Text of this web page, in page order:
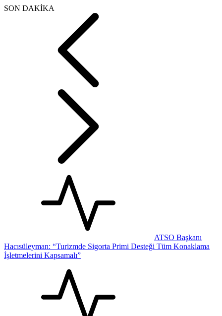
SON DAKİKA
ATSO Başkanı
Hacısüleyman: “Turizmde Sigorta Primi Desteği Tüm Konaklama
İşletmelerini Kapsamalı”